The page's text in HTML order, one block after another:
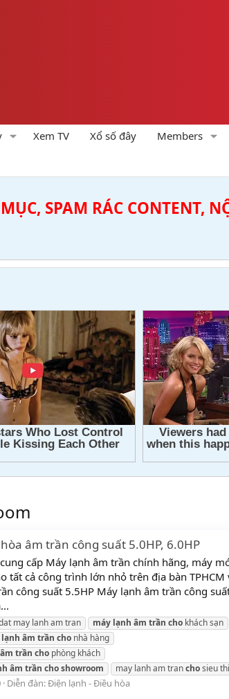
Xem TV Xổ số đây Members
SPAM RÁC CONTENT,
âm trần công suất 5.0HP, 6.0HP
cấp Máy lạnh âm trần chính hãng, máy
tất cả công trình lớn nhỏ trên địa bàn TPHCM
công suất 5.5HP Máy lạnh âm trần công
may lanh am tran máy lạnh âm trần cho khách sạn
lạnh âm trần cho nhà hàng
âm trần cho phòng khách
âm trần choshowroom may lanh am tranchosieu thi
Diễn đàn:Điện lạnh - Điều hòa